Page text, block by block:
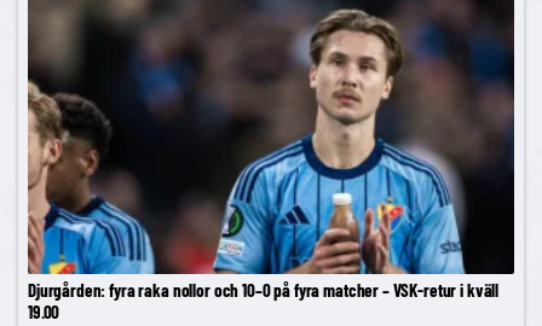
Djurgården: fyra raka nollor och 10–0 på fyra matcher – VSK-retur i kväll
19.00